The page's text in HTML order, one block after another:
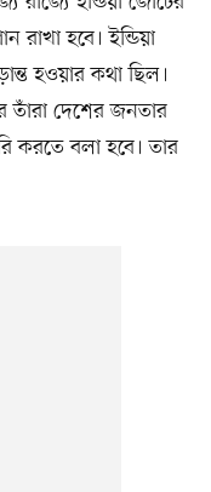
রাখা হবে। ইন্ডিয়া
হওয়ার কথা ছিল।
তাঁরা দেশের জনতার
করতে বলা হবে। তার